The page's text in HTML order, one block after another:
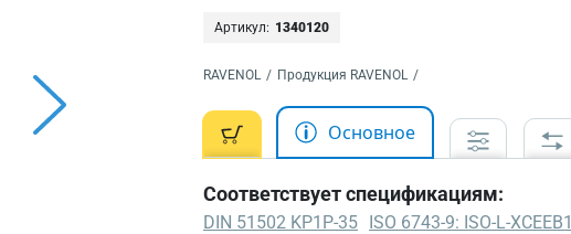
Артикул: 1340120
RAVENOL / Продукция RAVENOL /
Основное
Соответствует спецификациям:
DIN 51502 KP1P-35 ISO 6743-9: ISO-L-XCEEB1